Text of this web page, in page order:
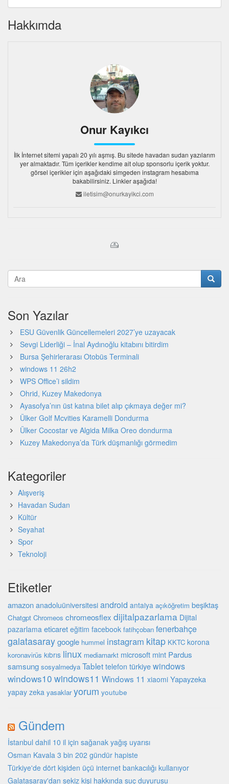
Hakkımda
Onur Kayıkcı
İlk İnternet sitemi yapalı 20 yılı aşmış. Bu sitede havadan sudan yazılarım
yer almaktadır. Tüm içerikler kendime ait olup sponsorlu içerik yoktur.
görsel içerikler için aşağıdaki simgeden instagram hesabıma
bakabilirsiniz. Linkler aşağıda!
iletisim@onurkayikci.com
Son Yazılar
ESU Güvenlik Güncellemeleri 2027’ye uzayacak
Sevgi Liderliği – İnal Aydınoğlu kitabını bitirdim
Bursa Şehirlerarası Otobüs Terminali
windows 11 26h2
WPS Office’i sildim
Ohrid, Kuzey Makedonya
Ayasofya’nın üst katına bilet alıp çıkmaya değer mi?
Ülker Golf Mcvities Karamelli Dondurma
Ülker Cocostar ve Algida Milka Oreo dondurma
Kuzey Makedonya’da Türk düşmanlığı görmedim
Kategoriler
Alışveriş
Havadan Sudan
Kültür
Seyahat
Spor
Teknoloji
Etiketler
amazon anadoluüniversitesi android antalya açıköğretim beşiktaş
Chatgpt Chromeos chromeosflex dijitalpazarlama Dijital
pazarlama eticaret eğitim facebook fatihçoban fenerbahçe
galatasaraygoogle hummel instagram kitap KKTC korona
koronavirüs kıbrıs linux mediamarkt microsoft mint Pardus
samsung sosyalmedya Tablet telefon türkiyewindows
windows10 windows11 Windows 11 xiaomi Yapayzeka
yapay zeka yasaklar yorum youtube
Gündem
İstanbul dahil 10 il için sağanak yağış uyarısı
Osman Kavala 3 bin 202 gündür hapiste
Türkiye'de dört kişiden üçü internet bankacılığı kullanıyor
Galatasaray'dan sekiz kişi hakkında suç duyurusu